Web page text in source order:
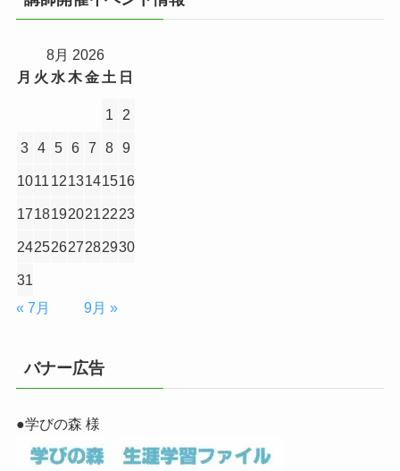
8月 2026
月 火 水木金 土 日
1 2
3 4 5 6 7 8 9
1011 1213141516
17181920212223
24252627282930
31
« 7月
9月 »
バナー広告
●学びの森 様